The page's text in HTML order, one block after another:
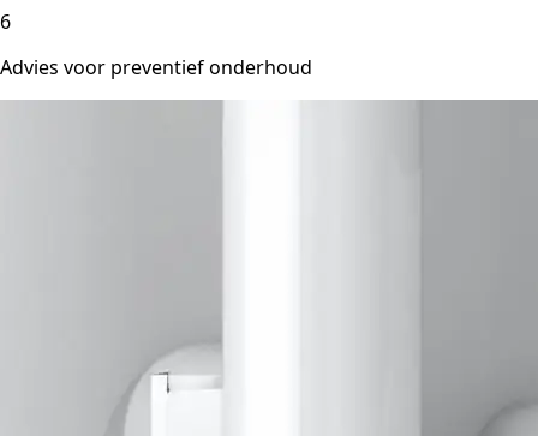
6
Advies voor preventief onderhoud